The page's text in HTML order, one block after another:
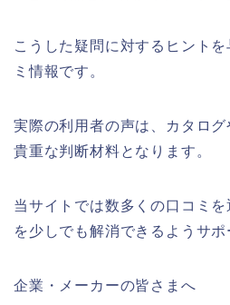
こうした疑問に対するヒント
ミ情報です。
実際の利用者の声は、カタロ
貴重な判断材料となります。
当サイトでは数多くの口コミ
を少しでも解消できるようサポ
企業・メーカーの皆さまへ